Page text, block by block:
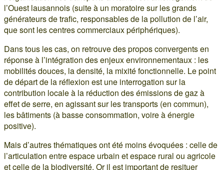
l’Ouest lausannois (suite à un moratoire sur les grands
générateurs de trafic, responsables de la pollution de l’air,
que sont les centres commerciaux périphériques).
Dans tous les cas, on retrouve des propos convergents en
réponse à l’intégration des enjeux environnementaux : les
mobilités douces, la densité, la mixité fonctionnelle. Le point
de départ de la réflexion est une interrogation sur la
contribution locale à la réduction des émissions de gaz à
effet de serre, en agissant sur les transports (en commun),
les bâtiments (à basse consommation, voire à énergie
positive).
Mais d’autres thématiques ont été moins évoquées : celle de
l’articulation entre espace urbain et espace rural ou agricole
et celle de la biodiversité. Or il est important de resituer